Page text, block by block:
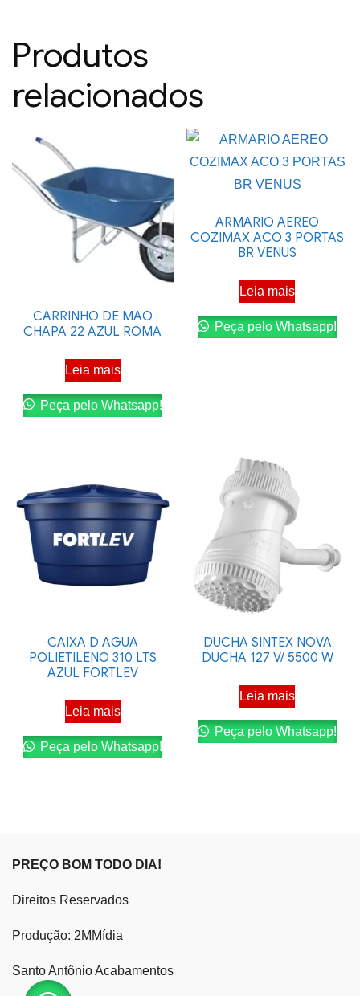
Produtos
relacionados
CARRINHO DE MAO
CHAPA 22 AZUL ROMA
Leia mais
Peça pelo Whatsapp!
ARMARIO AEREO
COZIMAX ACO 3 PORTAS
BR VENUS
Leia mais
Peça pelo Whatsapp!
CAIXA D AGUA
POLIETILENO 310 LTS
AZUL FORTLEV
Leia mais
Peça pelo Whatsapp!
DUCHA SINTEX NOVA
DUCHA 127 V/ 5500 W
Leia mais
Peça pelo Whatsapp!
PREÇO BOM TODO DIA!
Direitos Reservados
Produção: 2MMídia
Santo Antônio Acabamentos